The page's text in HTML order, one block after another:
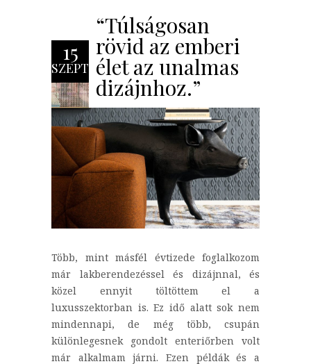
15
SZEPT
“Túlságosan
rövid az emberi
élet az unalmas
dizájnhoz.”
Több, mint másfél évtizede foglalkozom
már lakberendezéssel és dizájnnal, és
közel ennyit töltöttem el a
luxusszektorban is. Ez idő alatt sok nem
mindennapi, de még több, csupán
különlegesnek gondolt enteriőrben volt
már alkalmam járni. Ezen példák és a